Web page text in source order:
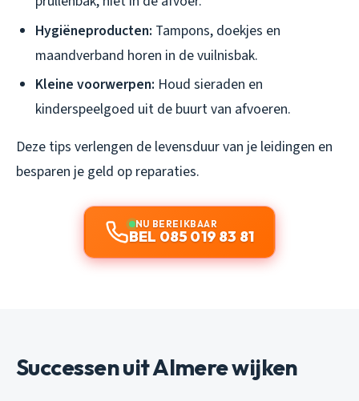
Hygiëneproducten: Tampons, doekjes en
maandverband horen in de vuilnisbak.
Kleine voorwerpen: Houd sieraden en
kinderspeelgoed uit de buurt van afvoeren.
Deze tips verlengen de levensduur van je leidingen en
besparen je geld op reparaties.
NU BEREIKBAAR
BEL 085 019 83 81
Successen uit Almere wijken